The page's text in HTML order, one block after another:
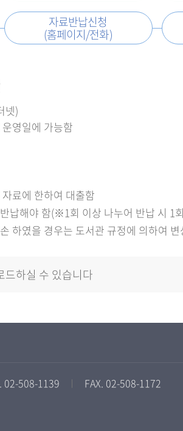
자료반납신청
(홈페이지/전화)
넷)
영일에 가능함
료에 한하여 대출함
납해야 함(※1회 이상 나누어 반납 시 1
하였을 경우는 도서관 규정에 의하여
드하실 수 있습니다
02-508-1139
FAX. 02-508-1172